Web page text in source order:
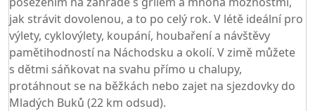
jak strávit dovolenou, a to po celý rok. V létě ideální pro
výlety, cyklovýlety, koupání, houbaření a návštěvy
pamětihodností na Náchodsku a okolí. V zimě můžete
s dětmi sáňkovat na svahu přímo u chalupy,
protáhnout se na běžkách nebo zajet na sjezdovky do
Mladých Buků (22 km odsud).